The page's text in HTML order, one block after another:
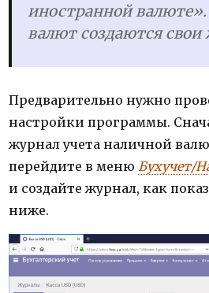
иностранной
валют создаются
Предварительно нужно
настройки программы.
журнал учета наличной
перейдите в меню Бухучет/
и создайте журнал, как
ниже.